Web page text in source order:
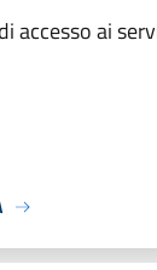
accesso ai